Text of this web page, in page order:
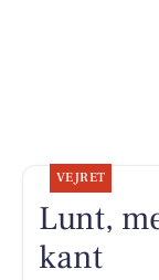
VEJRET
Lunt,
kant